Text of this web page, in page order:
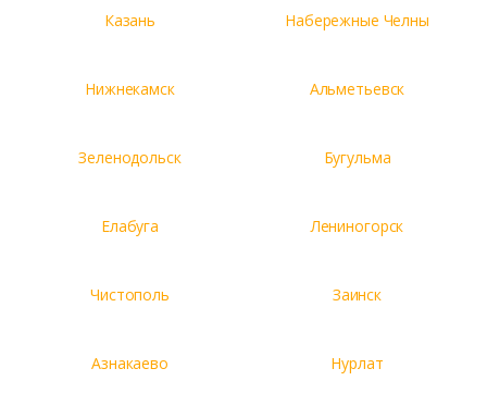
Казань Набережные Челны
Нижнекамск Альметьевск
Зеленодольск Бугульма
Елабуга Лениногорск
Чистополь Заинск
Азнакаево Нурлат